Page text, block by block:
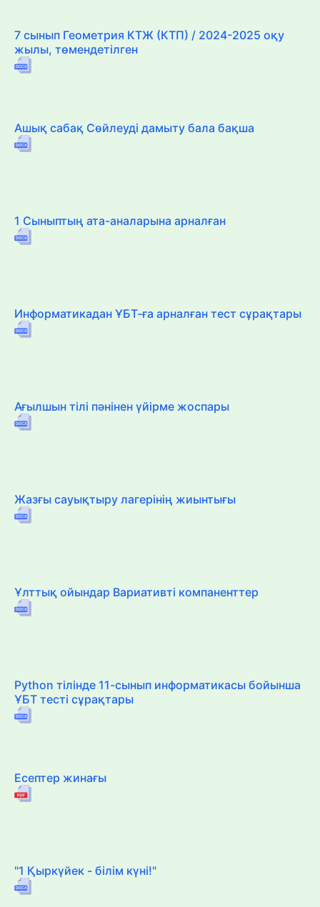
7 сынып Геометрия КТЖ (КТП) / 2024-2025 оқу
жылы, төмендетілген
Ашық сабақ Сөйлеуді дамыту бала бақша
1 Сыныптың ата-аналарына арналған
Информатикадан ҰБТ-ға арналған тест сұрақтары
Ағылшын тілі пәнінен үйірме жоспары
Жазғы сауықтыру лагерінің жиынтығы
Ұлттық ойындар Вариативті компаненттер
Python тілінде 11-сынып информатикасы бойынша
ҰБТ тесті сұрақтары
Есептер жинағы
"1 Қыркүйек - білім күні!"